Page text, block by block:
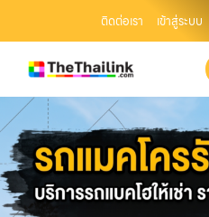
ติดต่อเรา เข้าสู่ระบบ